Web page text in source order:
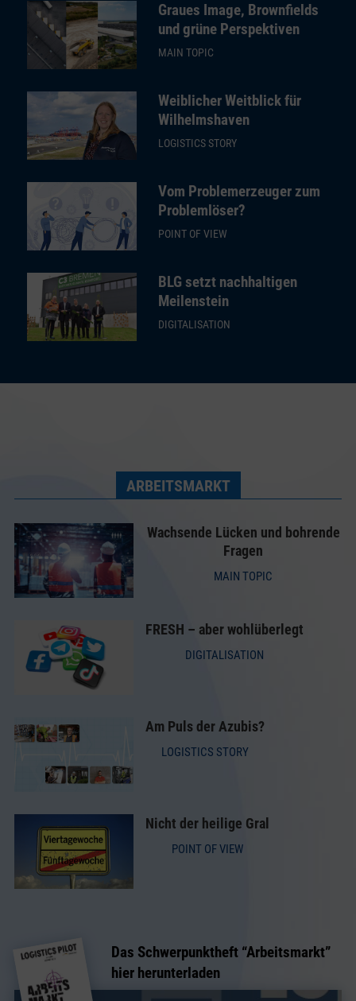
Graues Image, Brownfields
und grüne Perspektiven
MAIN TOPIC
Weiblicher Weitblick für
Wilhelmshaven
LOGISTICS STORY
Vom Problemerzeuger zum
Problemlöser?
POINT OF VIEW
BLG setzt nachhaltigen
Meilenstein
DIGITALISATION
ARBEITSMARKT
Wachsende Lücken und bohrende
Fragen
MAIN TOPIC
FRESH – aber wohlüberlegt
DIGITALISATION
Am Puls der Azubis?
LOGISTICS STORY
Nicht der heilige Gral
POINT OF VIEW
Das Schwerpunktheft “Arbeitsmarkt”
hier herunterladen